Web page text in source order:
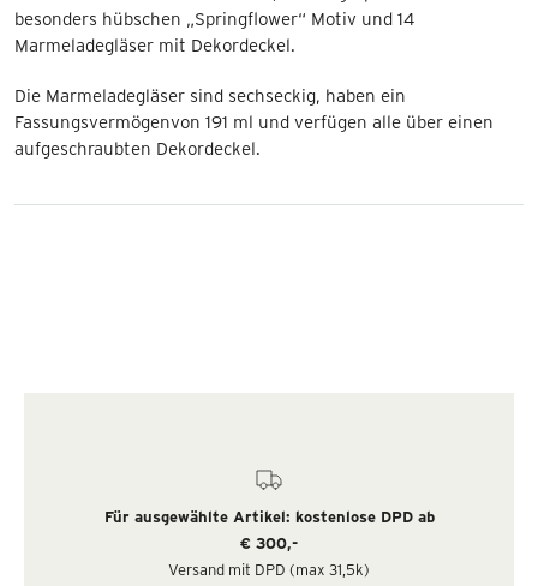
besonders hübschen „Springflower“ Motiv und 14
Marmeladegläser mit Dekordeckel.
Die Marmeladegläser sind sechseckig, haben ein
Fassungsvermögenvon 191 ml und verfügen alle über einen
aufgeschraubten Dekordeckel.
Für ausgewählte Artikel: kostenlose DPD ab
€ 300,-
Versand mit DPD (max 31,5k)